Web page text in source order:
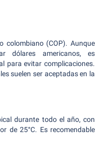
colombiano (COP). Aunque
dólares americanos, es
para evitar complicaciones.
suelen ser aceptadas en la
durante todo el año, con
de 25°C. Es recomendable